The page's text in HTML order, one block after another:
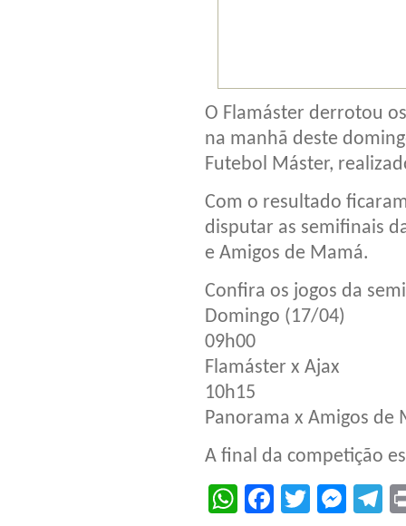
O Flamáster derrotou
na manhã deste
Futebol Máster,
Com o resultado
disputar as semifinais
e Amigos de Mamá.
Confira os jogos da
Domingo (17/04)
09h00
Flamáster x Ajax
10h15
Panorama x Amigos de
A final da competição
WhatsApp
Facebook
Twitter